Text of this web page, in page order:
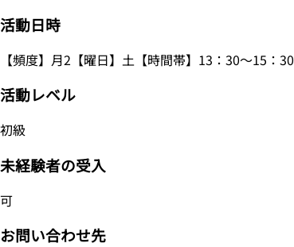
活動日時
【頻度】月2【曜日】土【時間帯】13：30～15：30
活動レベル
初級
未経験者の受入
可
お問い合わせ先